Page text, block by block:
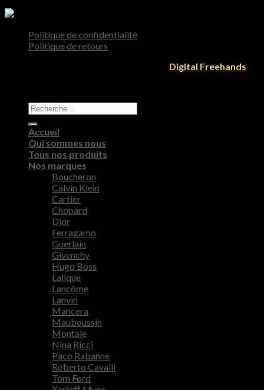
Politique de confidentialité
Politique de retours
Digital Freehands
Recherche
pour :
Accueil
Qui sommes nous
Tous nos produits
Nos marques
Boucheron
Calvin Klein
Cartier
Chopard
Dior
Ferragamo
Guerlain
Givenchy
Hugo Boss
Lalique
Lancôme
Lanvin
Mancera
Mauboussin
Montale
Nina Ricci
Paco Rabanne
Roberto Cavalli
Tom Ford